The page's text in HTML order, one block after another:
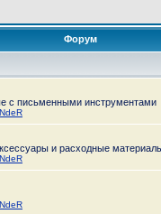
Форум
с письменными инструментами
и расходные